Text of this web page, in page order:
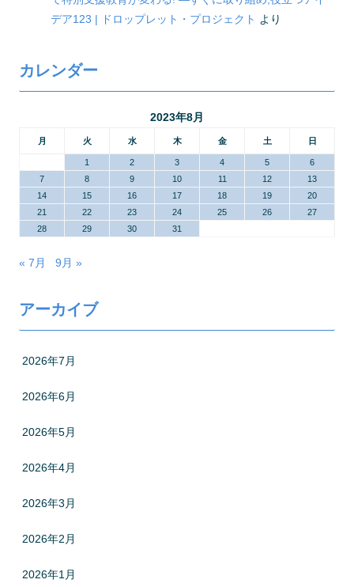
デア123 | ドロップレット・プロジェクト より
カレンダー
2023年8月
月 火 水 木 金 土 日
1 2 3 4 5
6
7
8 9 10 11 12
13
14
15 16 17 18 19
20
21
22 23 24 25 26
27
28
29 30 31
« 7月 9月 »
アーカイブ
2026年7月
2026年6月
2026年5月
2026年4月
2026年3月
2026年2月
2026年1月